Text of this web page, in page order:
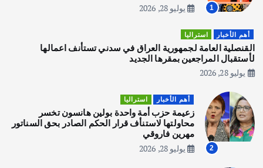
3
يوليو 30, 2026
4
المقبل
يوليو 28, 2026
1
يوليو 28, 2026
أهم الأخبار استراليا
القنصلية العامة لجمهورية العراق في سدني تستأنف اعمالها
لأستقبال المراجعين بمقرها الجديد
يوليو 28, 2026
2
أهم الأخبار استراليا
زعيمة حزب أمة واحدة بولين هانسون تخسر
محاولتها لاستنأف قرار الحكم الصادر بحق السناتور
مهرين فاروقي
يوليو 28, 2026